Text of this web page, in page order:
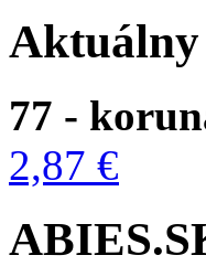
77 -
2,87 €